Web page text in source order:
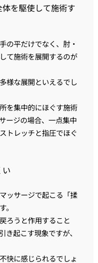
を駆使して施術す
の平だけでなく、肘・
て施術を展開するのが
様な展開といえるでし
を集中的にほぐす施術
ージの場合、一点集中
トレッチと指圧でほぐ
ッサージで起こる「揉
。
ろうと作用すること
起こす現象ですが、
快に感じられるでしょ